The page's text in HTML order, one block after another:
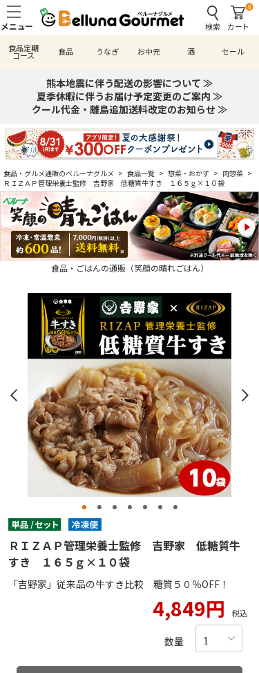
検索
0
カート
食品定期
コース 食品 うなぎ お中元 酒 セール
熊本地震に伴う配送の影響について ≫
夏季休暇に伴うお届け予定変更のご案内 ≫
クール代金・離島追加送料改定のお知らせ ≫
食品・グルメ通販のベルーナグルメ > 食品一覧 > 惣菜・おかず > 肉惣菜 >
ＲＩＺＡＰ管理栄養士監修 吉野家 低糖質牛すき １６５ｇ×１０袋
食品・ごはんの通販（笑顔の晴れごはん）
ＲＩＺＡＰ管理栄養士監修 吉野家 低糖質牛
すき １６５ｇ×１０袋
「吉野家」従来品の牛すき比較 糖質５０％OFF！
4,849円 税込
数量